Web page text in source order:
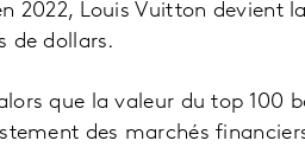
2022, Louis Vuitton devient
de dollars.
que la valeur du top 100
des marchés